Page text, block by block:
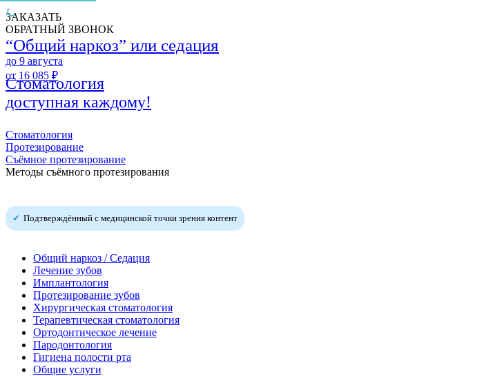
ЗАКАЗАТЬ
ОБРАТНЫЙ ЗВОНОК
“Общий наркоз” или седация
до 9 августа
от 16 085 ₽
Стоматология
доступная каждому!
Стоматология
Протезирование
Съёмное протезирование
Методы съёмного протезирования
Подтверждённый с медицинской точки зрения контент
Общий наркоз / Седация
Лечение зубов
Имплантология
Протезирование зубов
Хирургическая стоматология
Терапевтическая стоматология
Ортодонтическое лечение
Пародонтология
Гигиена полости рта
Общие услуги